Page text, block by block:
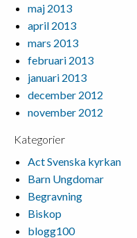
maj 2013
april 2013
mars 2013
februari 2013
januari 2013
december 2012
november 2012
Kategorier
Act Svenska kyrkan
Barn Ungdomar
Begravning
Biskop
blogg100